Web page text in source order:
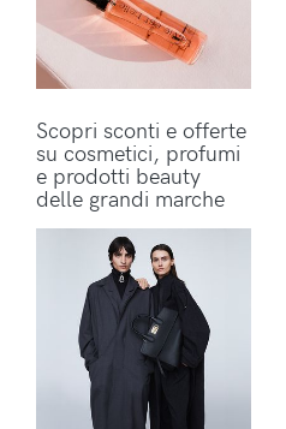
Scopri sconti e offerte
su cosmetici, profumi
e prodotti beauty
delle grandi marche